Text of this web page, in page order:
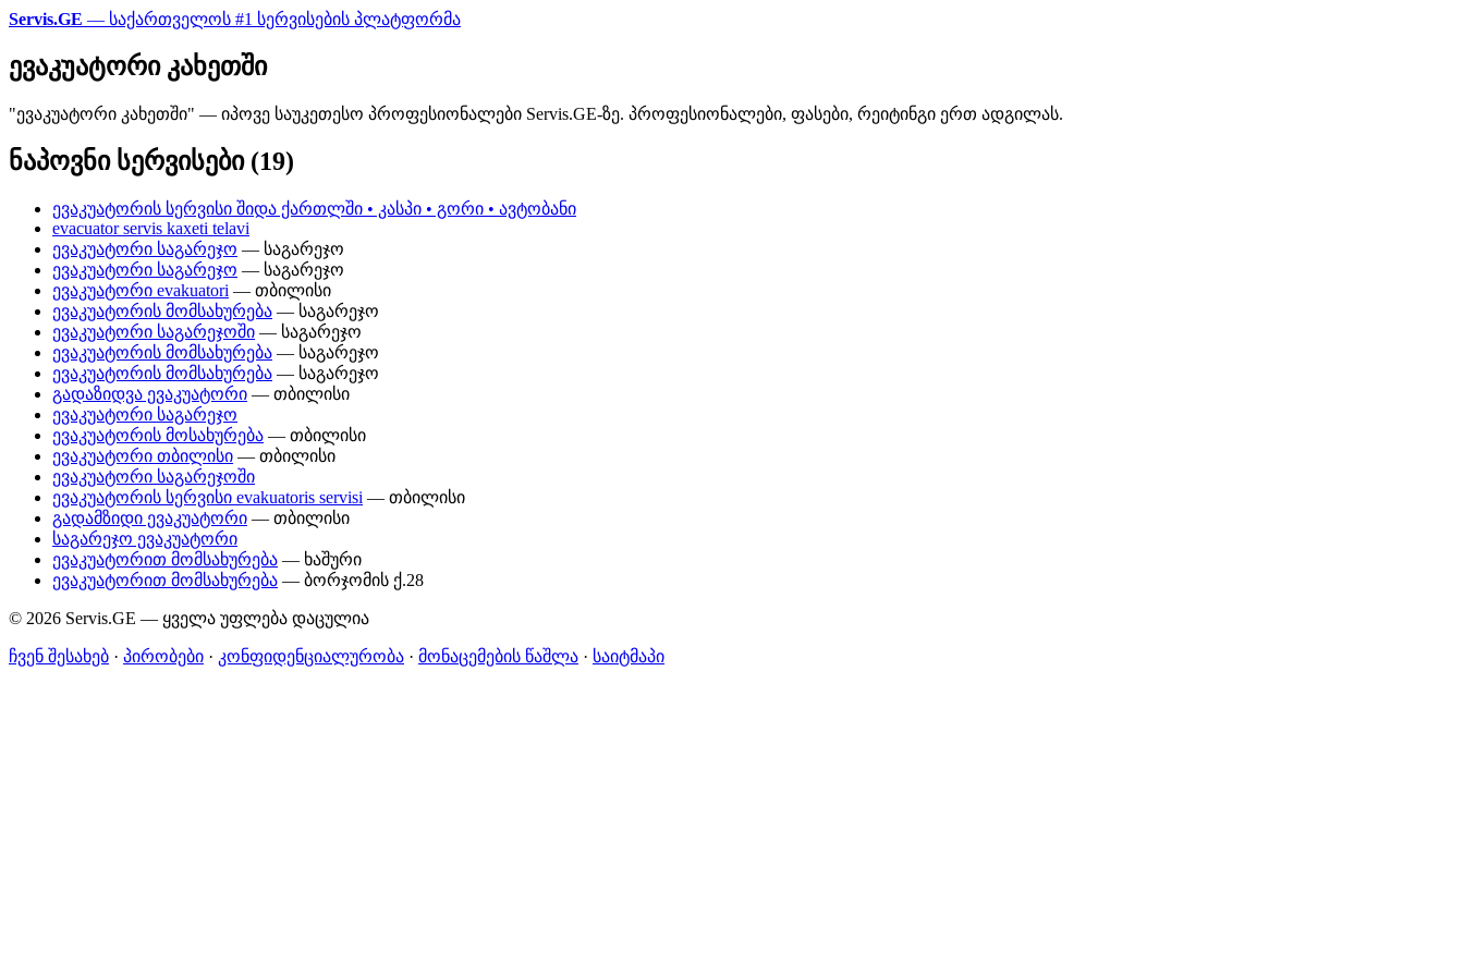
Servis.GE — საქართველოს #1 სერვისების პლატფორმა
ევაკუატორი კახეთში
"ევაკუატორი კახეთში" — იპოვე საუკეთესო პროფესიონალები Servis.GE-ზე. პროფესიონალები, ფასები, რეიტინგი ერთ ადგილას.
ნაპოვნი სერვისები (19)
ევაკუატორის სერვისი შიდა ქართლში • კასპი • გორი • ავტობანი
evacuator servis kaxeti telavi
ევაკუატორი საგარეჯო — საგარეჯო
ევაკუატორი საგარეჯო — საგარეჯო
ევაკუატორი evakuatori — თბილისი
ევაკუატორის მომსახურება — საგარეჯო
ევაკუატორი საგარეჯოში — საგარეჯო
ევაკუატორის მომსახურება — საგარეჯო
ევაკუატორის მომსახურება — საგარეჯო
გადაზიდვა ევაკუატორი — თბილისი
ევაკუატორი საგარეჯო
ევაკუატორის მოსახურება — თბილისი
ევაკუატორი თბილისი — თბილისი
ევაკუატორი საგარეჯოში
ევაკუატორის სერვისი evakuatoris servisi — თბილისი
გადამზიდი ევაკუატორი — თბილისი
საგარეჯო ევაკუატორი
ევაკუატორით მომსახურება — ხაშური
ევაკუატორით მომსახურება — ბორჯომის ქ.28
© 2026 Servis.GE — ყველა უფლება დაცულია
ჩვენ შესახებ · პირობები · კონფიდენციალურობა · მონაცემების წაშლა · საიტმაპი